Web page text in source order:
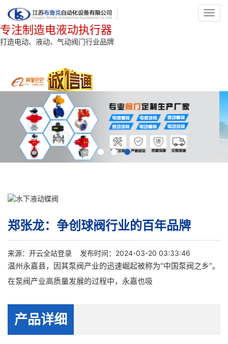
专注制造电液动执行器
打造电动、液动、气动阀门行业品牌
郑张龙：争创球阀行业的百年品牌
来源： 开云全站登录 发布时间：2024-03-20 03:33:46
温州永嘉县，因其泵阀产业的迅速崛起被称为“中国泵阀之乡”。
在泵阀产业高质量发展的过程中，永嘉也吸
产品详细